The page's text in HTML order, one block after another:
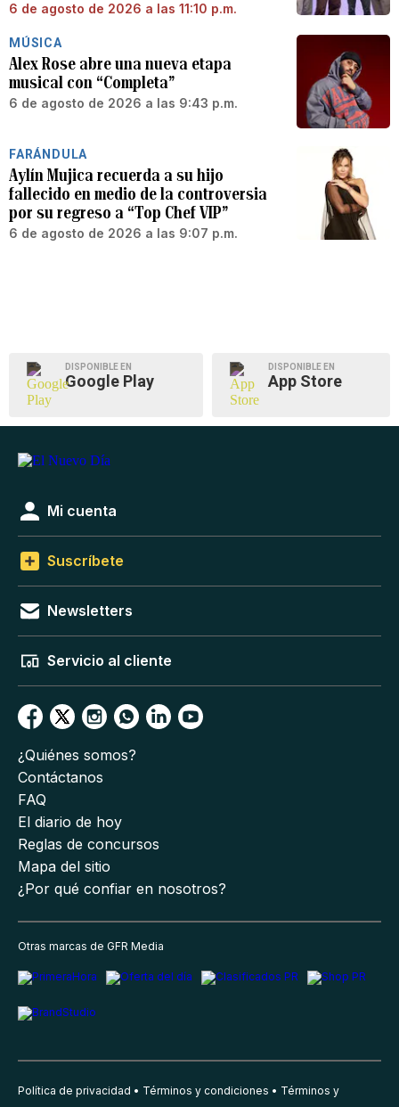
6 de agosto de 2026 a las 11:10 p.m.
MÚSICA
Alex Rose abre una nueva etapa
musical con “Completa”
6 de agosto de 2026 a las 9:43 p.m.
FARÁNDULA
Aylín Mujica recuerda a su hijo
fallecido en medio de la controversia
por su regreso a “Top Chef VIP”
6 de agosto de 2026 a las 9:07 p.m.
DISPONIBLE EN
Google Play
DISPONIBLE EN
App Store
Mi cuenta
Suscríbete
Newsletters
Servicio al cliente
¿Quiénes somos?
Contáctanos
FAQ
El diario de hoy
Reglas de concursos
Mapa del sitio
¿Por qué confiar en nosotros?
Otras marcas de GFR Media
Política de privacidad Términos y condiciones Términos y